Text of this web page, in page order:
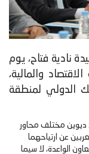
نادية فتاح، يوم
بمقر وزارة الاقتصاد والمالية،
الدولي لمنطقة
ديوين مختلف محاور
عن ارتياحهما
الواعدة، لا سيما